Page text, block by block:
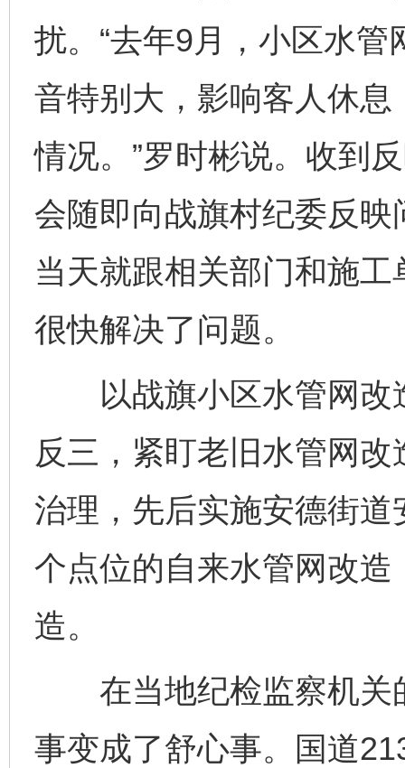
扰。“去年9月，小区水
音特别大，影响客人休
情况。”罗时彬说。收到
会随即向战旗村纪委反
当天就跟相关部门和施
很快解决了问题。
以战旗小区水管网改
反三，紧盯老旧水管网
治理，先后实施安德街
个点位的自来水管网改
造。
在当地纪检监察机关
事变成了舒心事。国道